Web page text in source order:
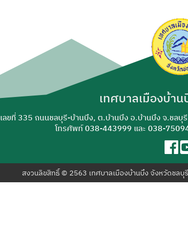
เทศบาลเมืองบ้า
เลขที่ 335 ถนนชลบุรี-บ้านบึง, ต.บ้านบึง อ.บ้านบึง จ.ชล
โทรศัพท์038-443999 และ038-
สงวนลิขสิทธิ์ © 2563 เทศบาลเมืองบ้านบึง จังหวัดชล